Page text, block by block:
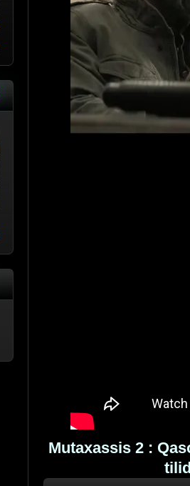
Mutaxassis 2 :